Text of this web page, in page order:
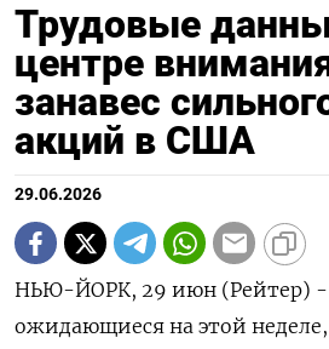
Трудовые
центре
занавес
акций в США
29.06.2026
НЬЮ-ЙОРК, 29 июн (Рейтер) -
ожидающиеся на этой